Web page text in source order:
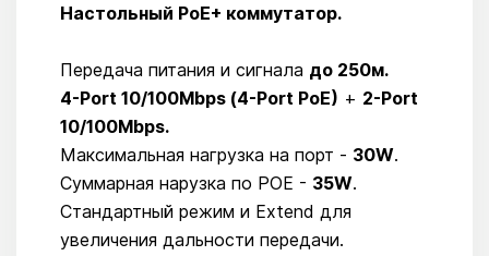
Настольный PoE+ коммутатор.
Передача питания и сигнала до 250м.
4-Port 10/100Mbps (4-Port PoE) + 2-Port
10/100Mbps.
Максимальная нагрузка на порт - 30W.
Суммарная нарузка по POE - 35W.
Стандартный режим и Extend для
увеличения дальности передачи.